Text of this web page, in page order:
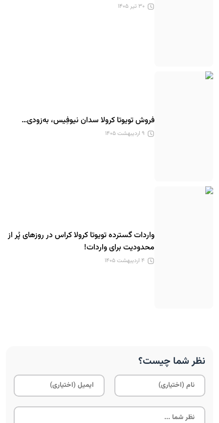
۳۰ تیر ۱۴۰۵
فروش تویوتا کرولا سدان نیوفِیس، به‌زودی…
۹ اردیبهشت ۱۴۰۵
واردات گسترده تویوتا کرولا کراس در روزهای پُر از
محدودیت برای واردات!
۴ اردیبهشت ۱۴۰۵
نظر شما چیست؟